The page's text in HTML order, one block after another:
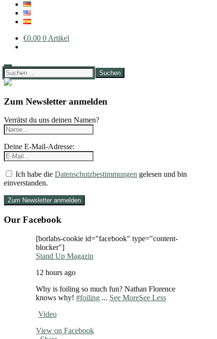
€0.00 0 Artikel
Suchen
nach:
Zum Newsletter anmelden
Verrätst du uns deinen Namen?
Deine E-Mail-Adresse:
Ich habe die Datenschutzbestimmungen gelesen und bin
einverstanden.
Our Facebook
[borlabs-cookie id="facebook" type="content-
blocker"]
Stand Up Magazin
12 hours ago
Why is foiling so much fun? Nathan Florence
knows why! #foiling ... See MoreSee Less
Video
View on Facebook